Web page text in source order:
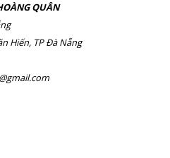
QUÂN
Hiến, TP Đà Nẵng